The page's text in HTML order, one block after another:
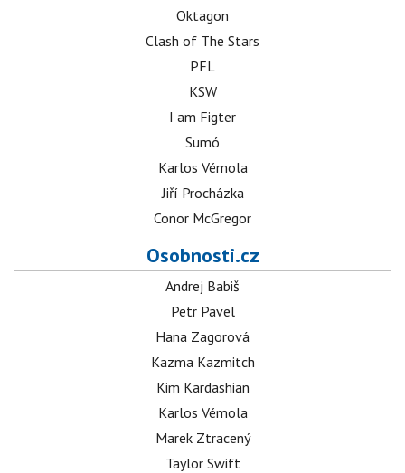
Oktagon
Clash of The Stars
PFL
KSW
I am Figter
Sumó
Karlos Vémola
Jiří Procházka
Conor McGregor
Osobnosti.cz
Andrej Babiš
Petr Pavel
Hana Zagorová
Kazma Kazmitch
Kim Kardashian
Karlos Vémola
Marek Ztracený
Taylor Swift